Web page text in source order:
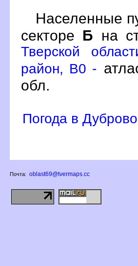
Населенные
секторе Б на
Тверской
район, B0 -
обл.
Погода в
Почта: oblast69@tvermaps.cc